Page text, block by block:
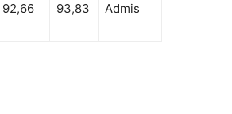
92,66 93,83 Admis